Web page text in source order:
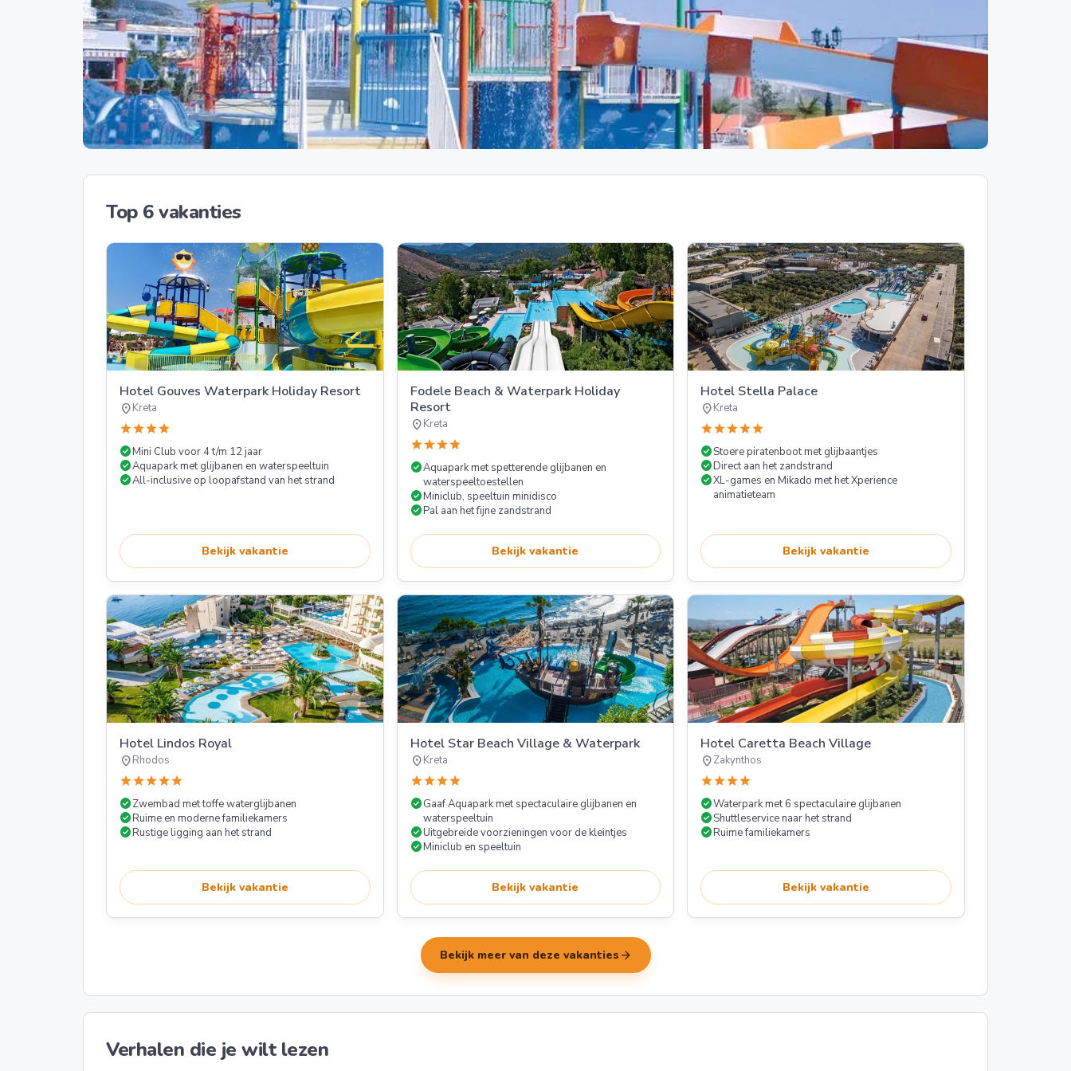
Top 6 vakanties
Hotel Gouves Waterpark Holiday Resort
location_onKreta
starstarstarstar
check_circleMini Club voor 4 t/m 12 jaar
check_circleAquapark met glijbanen en waterspeeltuin
check_circleAll-inclusive op loopafstand van het strand
Bekijk vakantie
Fodele Beach & Waterpark Holiday
Resort
location_onKreta
starstarstarstar
check_circleAquapark met spetterende glijbanen en
waterspeeltoestellen
check_circleMiniclub, speeltuin minidisco
check_circlePal aan het fijne zandstrand
Bekijk vakantie
Hotel Stella Palace
location_onKreta
starstarstarstarstar
check_circleStoere piratenboot met glijbaantjes
check_circleDirect aan het zandstrand
check_circleXL-games en Mikado met het Xperience
animatieteam
Bekijk vakantie
Hotel Lindos Royal
location_onRhodos
starstarstarstarstar
check_circleZwembad met toffe waterglijbanen
check_circleRuime en moderne familiekamers
check_circleRustige ligging aan het strand
Bekijk vakantie
Hotel Star Beach Village & Waterpark
location_onKreta
starstarstarstar
check_circleGaaf Aquapark met spectaculaire glijbanen en
waterspeeltuin
check_circleUitgebreide voorzieningen voor de kleintjes
check_circleMiniclub en speeltuin
Bekijk vakantie
Hotel Caretta Beach Village
location_onZakynthos
starstarstarstar
check_circleWaterpark met 6 spectaculaire glijbanen
check_circleShuttleservice naar het strand
check_circleRuime familiekamers
Bekijk vakantie
Bekijk meer van deze vakanties arrow_forward
Verhalen die je wilt lezen